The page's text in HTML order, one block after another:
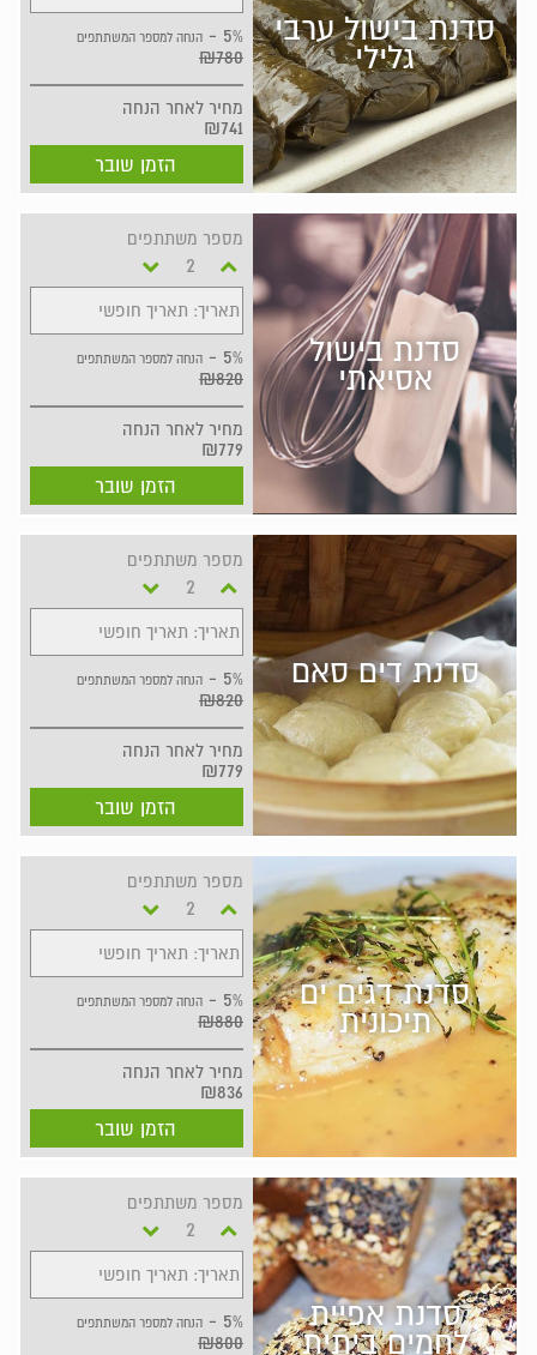
סדנת בישול ערבי
גלילי
5% - הנחה למספר המשתתפים
₪780
מחיר לאחר הנחה
₪741
הזמן שובר
סדנת בישול
אסיאתי
מספר משתתפים
תאריך: תאריך חופשי
5% - הנחה למספר המשתתפים
₪820
מחיר לאחר הנחה
₪779
הזמן שובר
סדנת דים סאם
מספר משתתפים
תאריך: תאריך חופשי
5% - הנחה למספר המשתתפים
₪820
מחיר לאחר הנחה
₪779
הזמן שובר
סדנת דגים ים
תיכונית
מספר משתתפים
תאריך: תאריך חופשי
5% - הנחה למספר המשתתפים
₪880
מחיר לאחר הנחה
₪836
הזמן שובר
סדנת אפיית
לחמים ביתית
מספר משתתפים
תאריך: תאריך חופשי
5% - הנחה למספר המשתתפים
₪800